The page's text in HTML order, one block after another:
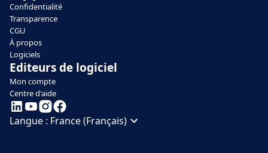
Confidentialité
Transparence
CGU
À propos
Logiciels
Editeurs de logiciel
Mon compte
Centre d'aide
Langue : France (Français)